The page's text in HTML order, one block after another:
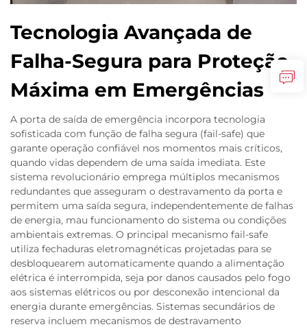
Tecnologia Avançada de
Falha-Segura para Proteção
Máxima em Emergências
A porta de saída de emergência incorpora tecnologia
sofisticada com função de falha segura (fail-safe) que
garante operação confiável nos momentos mais críticos,
quando vidas dependem de uma saída imediata. Este
sistema revolucionário emprega múltiplos mecanismos
redundantes que asseguram o destravamento da porta e
permitem uma saída segura, independentemente de falhas
de energia, mau funcionamento do sistema ou condições
ambientais extremas. O principal mecanismo fail-safe
utiliza fechaduras eletromagnéticas projetadas para se
desbloquearem automaticamente quando a alimentação
elétrica é interrompida, seja por danos causados pelo fogo
aos sistemas elétricos ou por desconexão intencional da
energia durante emergências. Sistemas secundários de
reserva incluem mecanismos de destravamento